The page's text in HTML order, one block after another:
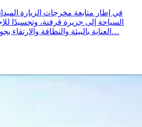
في إطار متابعة مخرجات الزيارة
السياحة إلى جزيرة قرقنة، وتجسيدًا
العناية بالبيئة والنظافة والارتقاء بجودة المحيط السياحي، تم…